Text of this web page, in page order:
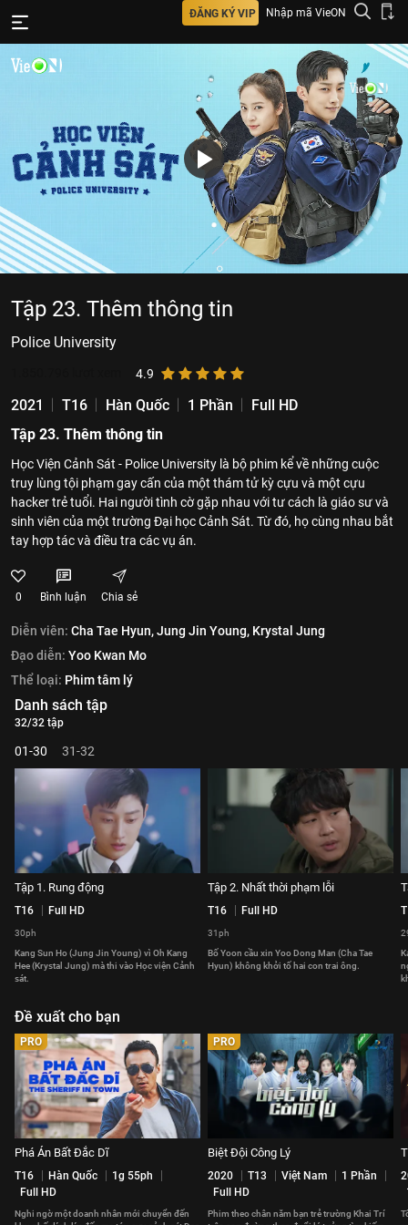
ĐĂNG KÝ VIP Nhập mã VieON
Tập 23. Thêm thông tin
Police University
4.9
2021 T16 Hàn Quốc 1 Phần
Full HD
Tập 23. Thêm thông tin
Học Viện Cảnh Sát - Police University là bộ phim kể về những cuộc
truy lùng tội phạm gay cấn của một thám tử kỳ cựu và một cựu
hacker trẻ tuổi. Hai người tình cờ gặp nhau với tư cách là giáo sư và
sinh viên của một trường Đại học Cảnh Sát. Từ đó, họ cùng nhau bắt
tay hợp tác và điều tra các vụ án.
0 Bình luận Chia sẻ
Diễn viên: Cha Tae Hyun,Jung Jin Young, Krystal Jung
Đạo diễn: Yoo Kwan Mo
Thể loại: Phim tâm lý
Danh sách tập
32/32 tập
01-30 31-32
Tập 1. Rung động
T16 Full HD
30ph
Kang Sun Ho (Jung Jin Young) vì Oh Kang
Hee (Krystal Jung) mà thi vào Học viện Cảnh
sát.
Tập 2. Nhất thời phạm lỗi
T16 Full HD
31ph
Bố Yoon cầu xin Yoo Dong Man (Cha Tae
Hyun) không khởi tố hai con trai ông.
Đề xuất cho bạn
PRO
Phá Án Bất Đắc Dĩ
T16 Hàn Quốc
1g 55ph
Full HD
Nghi ngờ một doanh nhân mới chuyển đến
PRO
Biệt Đội Công Lý
2020 T13 Việt Nam
1 Phần
Full HD
Phim theo chân năm bạn trẻ trường Khai Trí